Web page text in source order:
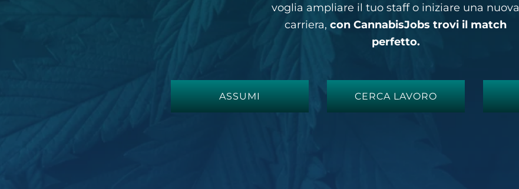
voglia ampliare il tuo staff o iniziare una nuova
carriera,con CannabisJobs trovi il match
perfetto.
ASSUMI CERCA LAVORO